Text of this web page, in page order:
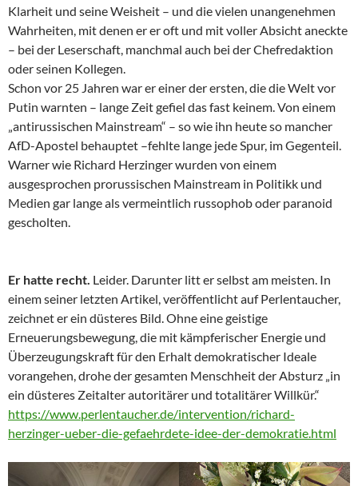
Klarheit und seine Weisheit – und die vielen unangenehmen
Wahrheiten, mit denen er er oft und mit voller Absicht aneckte
– bei der Leserschaft, manchmal auch bei der Chefredaktion
oder seinen Kollegen.
Schon vor 25 Jahren war er einer der ersten, die die Welt vor
Putin warnten – lange Zeit gefiel das fast keinem. Von einem
„antirussischen Mainstream“ – so wie ihn heute so mancher
AfD-Apostel behauptet –fehlte lange jede Spur, im Gegenteil.
Warner wie Richard Herzinger wurden von einem
ausgesprochen prorussischen Mainstream in Politikk und
Medien gar lange als vermeintlich russophob oder paranoid
gescholten.
Er hatte recht. Leider. Darunter litt er selbst am meisten. In
einem seiner letzten Artikel, veröffentlicht auf Perlentaucher,
zeichnet er ein düsteres Bild. Ohne eine geistige
Erneuerungsbewegung, die mit kämpferischer Energie und
Überzeugungskraft für den Erhalt demokratischer Ideale
vorangehen, drohe der gesamten Menschheit der Absturz „in
ein düsteres Zeitalter autoritärer und totalitärer Willkür.“
https://www.perlentaucher.de/intervention/richard-
herzinger-ueber-die-gefaehrdete-idee-der-demokratie.html